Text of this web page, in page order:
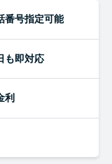
番号指定可能
も即対応
利